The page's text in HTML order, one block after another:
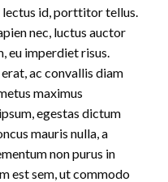
id, porttitor tellus.
nec, luctus auctor
eu imperdiet risus.
ac convallis diam
maximus
egestas dictum
mauris nulla, a
non purus in
est sem, ut commodo